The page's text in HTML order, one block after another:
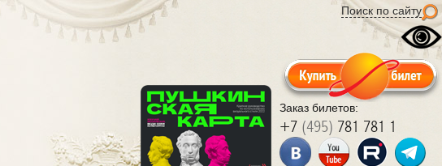
Поиск по сайту
Заказ билетов:
+7 (495) 781 781 1